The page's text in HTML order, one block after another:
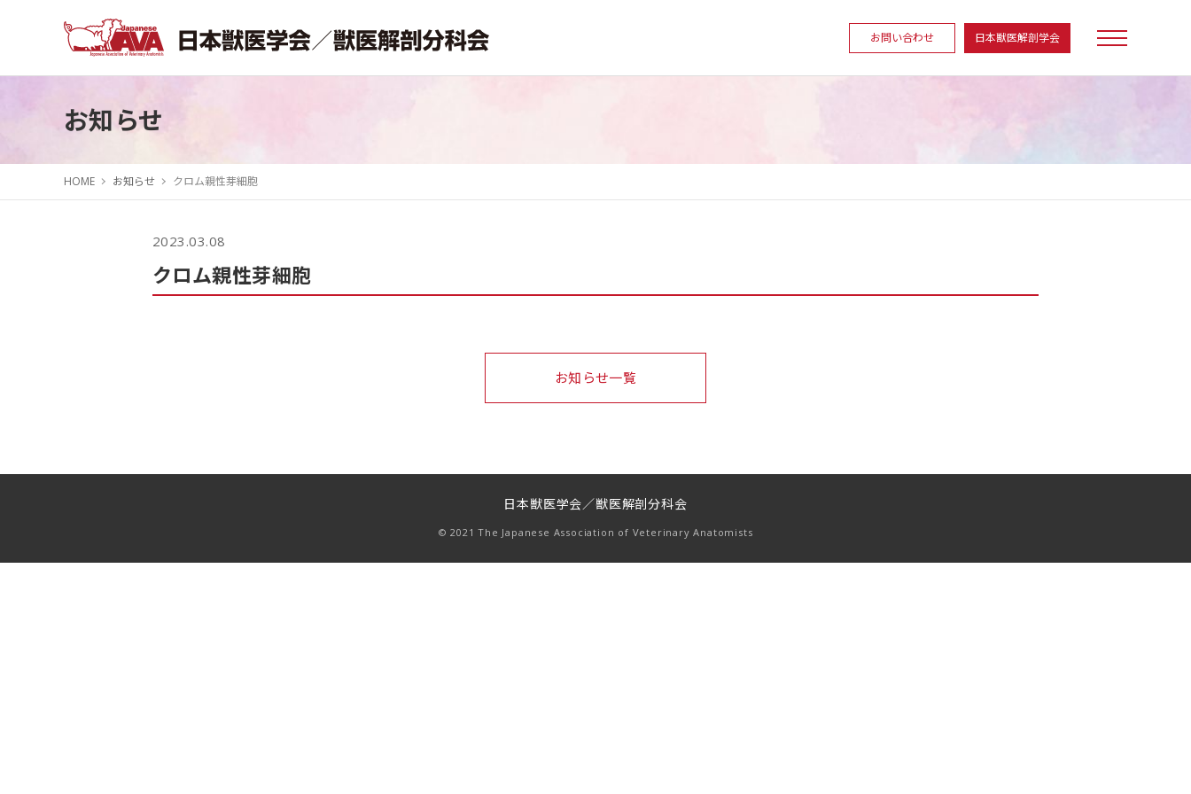
お問い合わせ 日本獣医解剖学会
お知らせ
HOME お知らせ クロム親性芽細胞
2023.03.08
クロム親性芽細胞
お知らせ一覧
日本獣医学会／獣医解剖分科会
© 2021 The Japanese Association of Veterinary Anatomists